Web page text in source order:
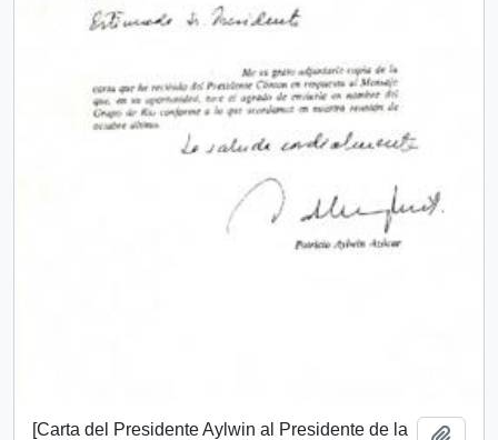
[Carta del Presidente Aylwin al Presidente de la